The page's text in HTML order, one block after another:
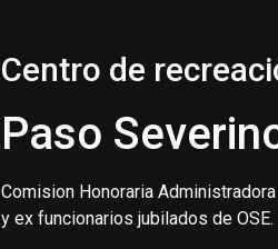
Centro de
Paso
Comision Honoraria
y ex funcionarios jubilados de OSE.